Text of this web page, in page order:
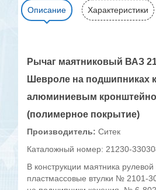
Описание Характеристики
Рычаг маятниковый ВАЗ
Шевроле на подшипниках
алюминиевым
(полимерное покрытие)
Производитель:Ситек
Каталожный номер: 21230-
В конструкции маятника
пластмассовые втулки № 2101-